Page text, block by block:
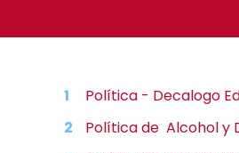
Política - Decalogo
Política de Alcohol y